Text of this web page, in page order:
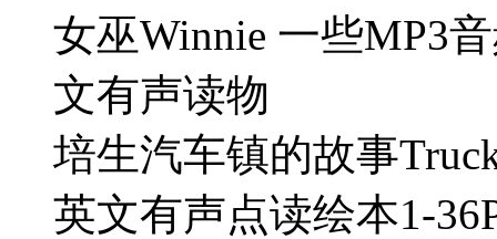
女巫Winnie 一些MP3
文有声读物
培生汽车镇的故事
英文有声点读绘本1-